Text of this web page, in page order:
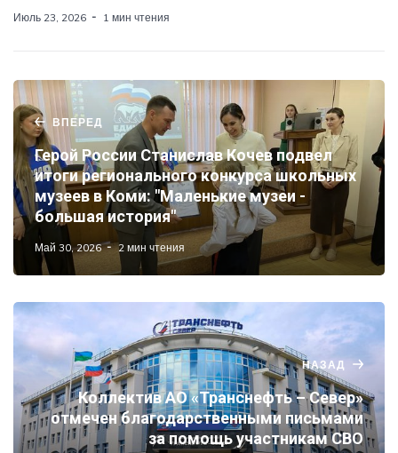
Июль 23, 2026 1 мин чтения
ВПЕРЕД
Герой России Станислав Кочев подвел
итоги регионального конкурса школьных
музеев в Коми: "Маленькие музеи -
большая история"
Май 30, 2026 2 мин чтения
НАЗАД
Коллектив АО «Транснефть – Север»
отмечен благодарственными письмами
за помощь участникам СВО